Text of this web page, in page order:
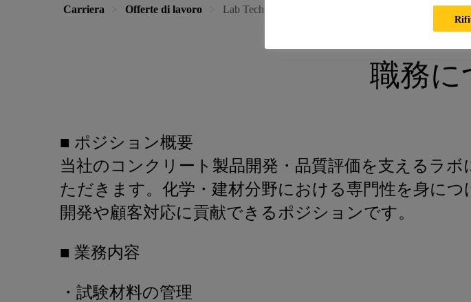
Carriera Offerte di lavoro Lab Technician - Product Development & Lab /
職務に
■ ポジション概要
当社のコンクリート製品開発・品質評価を支えるラ
ただきます。化学・建材分野における専門性を身に
開発や顧客対応に貢献できるポジションです。
■ 業務内容
・試験材料の管理